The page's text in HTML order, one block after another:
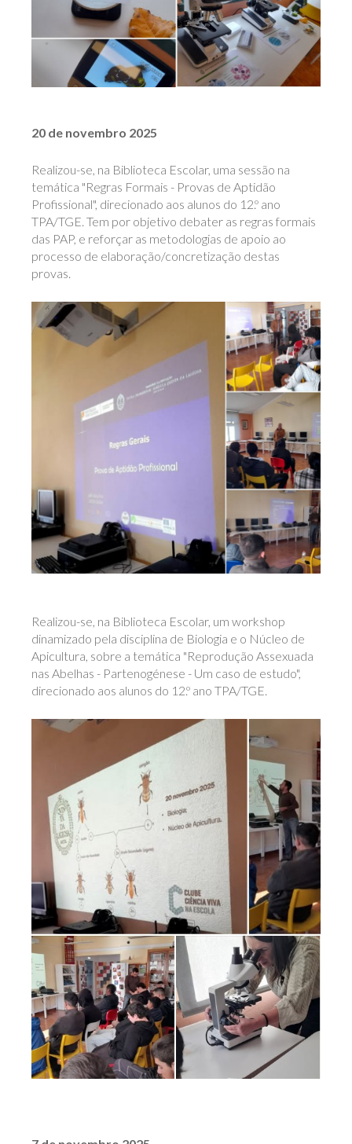
20 de novembro 2025
Realizou-se, na Biblioteca Escolar, uma sessão na
temática "Regras Formais - Provas de Aptidão
Profissional", direcionado aos alunos do 12.º ano
TPA/TGE. Tem por objetivo debater as regras formais
das PAP, e reforçar as metodologias de apoio ao
processo de elaboração/concretização destas
provas.
Realizou-se, na Biblioteca Escolar, um workshop
dinamizado pela disciplina de Biologia e o Núcleo de
Apicultura, sobre a temática "Reprodução Assexuada
nas Abelhas - Partenogénese - Um caso de estudo",
direcionado aos alunos do 12.º ano TPA/TGE.